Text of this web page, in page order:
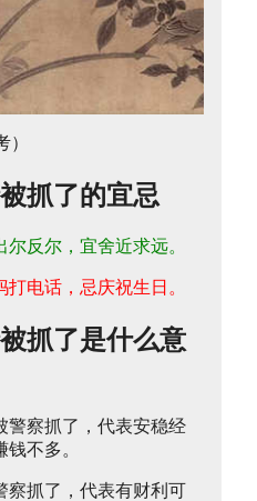
抓了的宜忌
尔反尔，宜舍近求远。
打电话，忌庆祝生日。
抓了是什么意
警察抓了，代表安稳经
不多。
察抓了，代表有财利可